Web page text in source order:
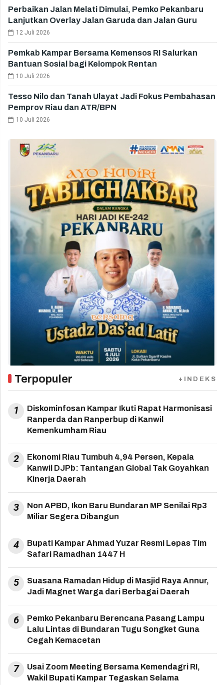
Perbaikan Jalan Melati Dimulai, Pemko Pekanbaru
Lanjutkan Overlay Jalan Garuda dan Jalan Guru
12 Juli 2026
Pemkab Kampar Bersama Kemensos RI Salurkan
Bantuan Sosial bagi Kelompok Rentan
10 Juli 2026
Tesso Nilo dan Tanah Ulayat Jadi Fokus Pembahasan
Pemprov Riau dan ATR/BPN
10 Juli 2026
Terpopuler +INDEKS
1
Diskominfosan Kampar Ikuti Rapat Harmonisasi
Ranperda dan Ranperbup di Kanwil
Kemenkumham Riau
2
Ekonomi Riau Tumbuh 4,94 Persen, Kepala
Kanwil DJPb: Tantangan Global Tak Goyahkan
Kinerja Daerah
3
Non APBD, Ikon Baru Bundaran MP Senilai Rp3
Miliar Segera Dibangun
4
Bupati Kampar Ahmad Yuzar Resmi Lepas Tim
Safari Ramadhan 1447 H
5
Suasana Ramadan Hidup di Masjid Raya Annur,
Jadi Magnet Warga dari Berbagai Daerah
6
Pemko Pekanbaru Berencana Pasang Lampu
Lalu Lintas di Bundaran Tugu Songket Guna
Cegah Kemacetan
7
Usai Zoom Meeting Bersama Kemendagri RI,
Wakil Bupati Kampar Tegaskan Selama